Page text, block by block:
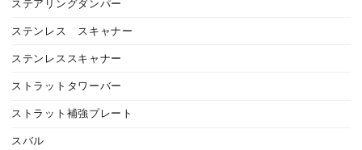
ステアリングダンパー
ステンレス スキャナー
ステンレススキャナー
ストラットタワーバー
ストラット補強プレート
スバル